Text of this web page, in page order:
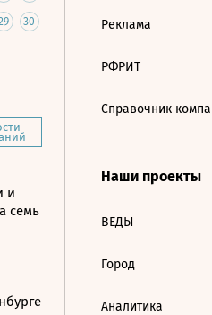
30
и
семь
Реклама
РФРИТ
Справочник
Наши проекты
ВЕДЫ
Город
Аналитика